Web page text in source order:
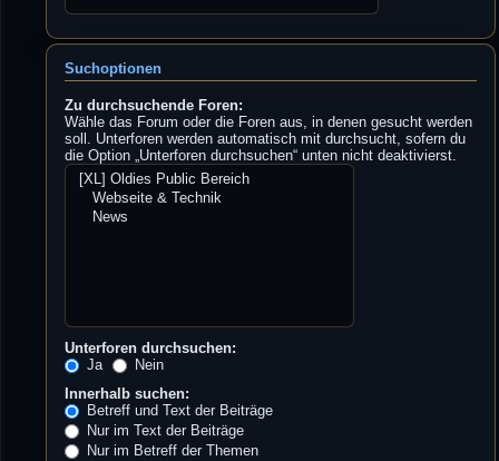
Suchoptionen
Zu durchsuchende Foren:
Wähle das Forum oder die Foren aus, in denen gesucht werden
soll. Unterforen werden automatisch mit durchsucht, sofern du
die Option „Unterforen durchsuchen“ unten nicht deaktivierst.
Unterforen durchsuchen:
Ja
Nein
Innerhalb suchen:
Betreff und Text der Beiträge
Nur im Text der Beiträge
Nur im Betreff der Themen